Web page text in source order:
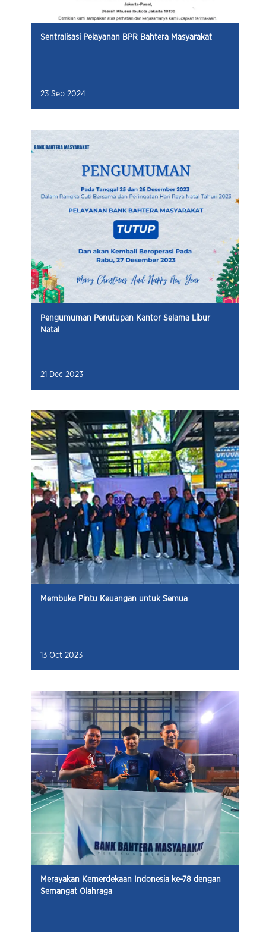
Sentralisasi Pelayanan BPR Bahtera Masyarakat
23 Sep 2024
Pengumuman Penutupan Kantor Selama Libur
Natal
21 Dec 2023
Membuka Pintu Keuangan untuk Semua
13 Oct 2023
Merayakan Kemerdekaan Indonesia ke-78 dengan
Semangat Olahraga